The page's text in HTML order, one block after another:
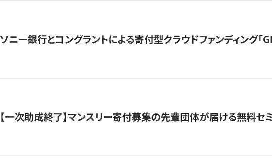
ソニー銀行とコングラントによる寄付型クラウドファンディング
【一次助成終了】マンスリー寄付募集の先輩団体が届ける無料セ